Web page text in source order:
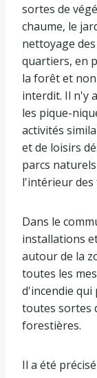
sortes de
chaume, le
nettoyage
quartiers, en
la forêt et
interdit. Il n'y
les pique-
activités
et de loisirs
parcs
l'intérieur
Dans le
installations
autour de la
toutes les
d'incendie
toutes sortes
forestières.
Il a été